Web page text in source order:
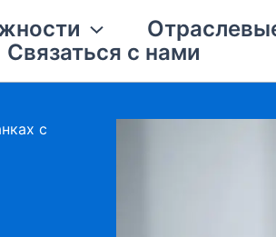
Связаться с нами
с